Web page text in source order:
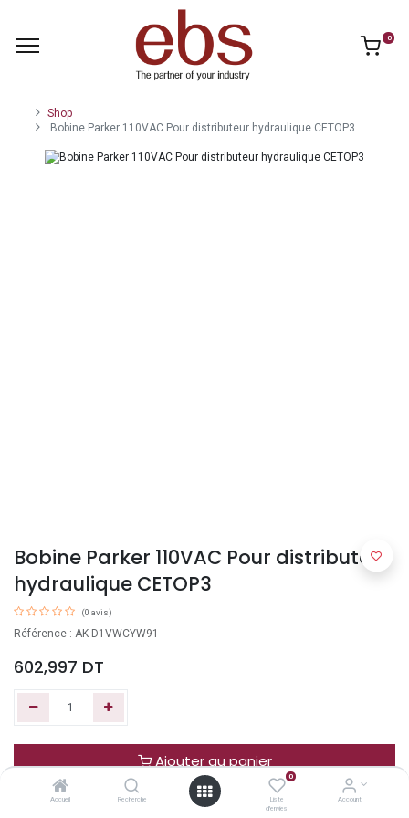
Accueil Recherche
0
Liste
d'envies
Account
0
Shop
Bobine Parker 110VAC Pour distributeur hydraulique CETOP3
Bobine Parker 110VAC Pour distributeur
hydraulique CETOP3
(0 avis)
Référence : AK-D1VWCYW91
602,997 DT
Ajouter au panier
Acheter maintenant